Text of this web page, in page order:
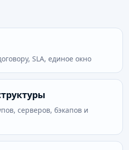
SLA, единое окно
серверов, бэкапов и